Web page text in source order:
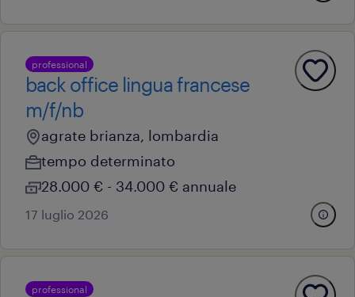
professional
back office lingua francese
m/f/nb
agrate brianza, lombardia
tempo determinato
28.000 € - 34.000 € annuale
17 luglio 2026
professional